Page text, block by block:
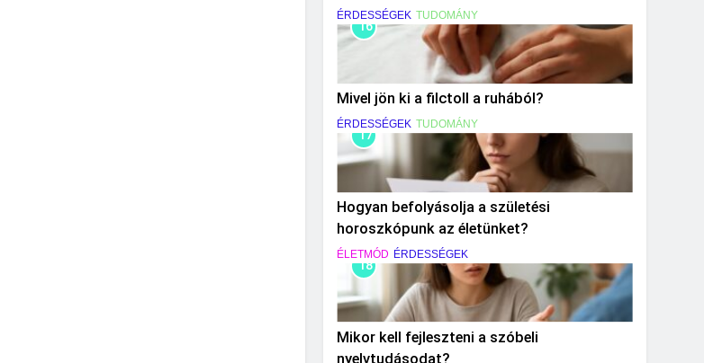
ÉRDESSÉGEK TUDOMÁNY
16
Mivel jön ki a filctoll a ruhából?
ÉRDESSÉGEK TUDOMÁNY
17
Hogyan befolyásolja a születési
horoszkópunk az életünket?
ÉLETMÓD ÉRDESSÉGEK
18
Mikor kell fejleszteni a szóbeli
nyelvtudásodat?